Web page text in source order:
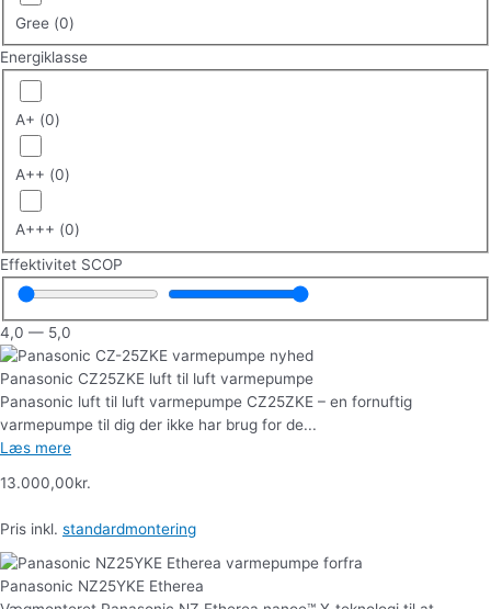
Gree (0)
Energiklasse
A+ (0)
A++ (0)
A+++ (0)
Effektivitet SCOP
4,0 — 5,0
Panasonic CZ25ZKE luft til luft varmepumpe
Panasonic luft til luft varmepumpe CZ25ZKE – en fornuftig
varmepumpe til dig der ikke har brug for de...
Læs mere
13.000,00kr.
Pris inkl. standardmontering
Panasonic NZ25YKE Etherea